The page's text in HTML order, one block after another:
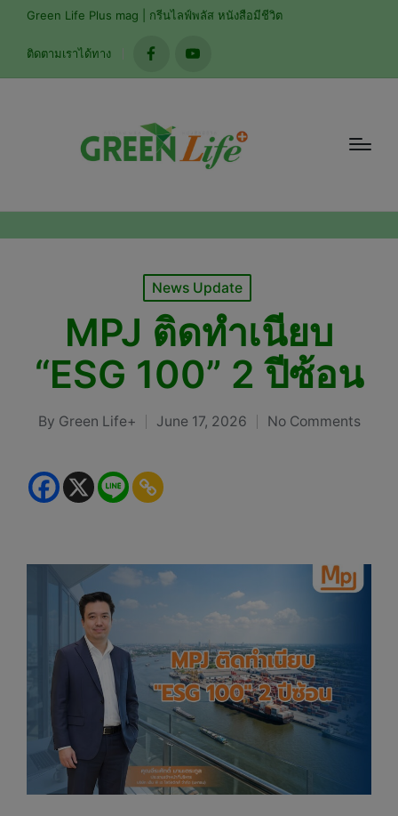
Green Life Plus mag | กรีนไลฟ์พลัส หนังสือมีชีวิต
ติดตามเราได้ทาง
facebookyoutube
Posted
News Update
MPJ ติดทำเนียบ
“ESG 100” 2 ปีซ้อน
Posted
By Green Life+ June 17, 2026 No Comments
modal-check